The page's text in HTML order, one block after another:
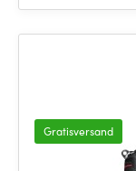
Gratisversand